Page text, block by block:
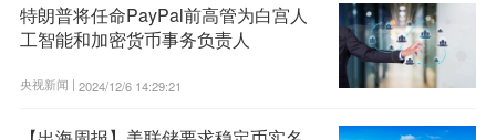
特朗普将任命PayPal前高管为白宫人
工智能和加密货币事务负责人
央视新闻 | 2024/12/6 14:29:21